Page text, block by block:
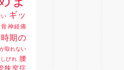
い ギッ
神経痛
期の
取れない
びれ 腰
狭窄症